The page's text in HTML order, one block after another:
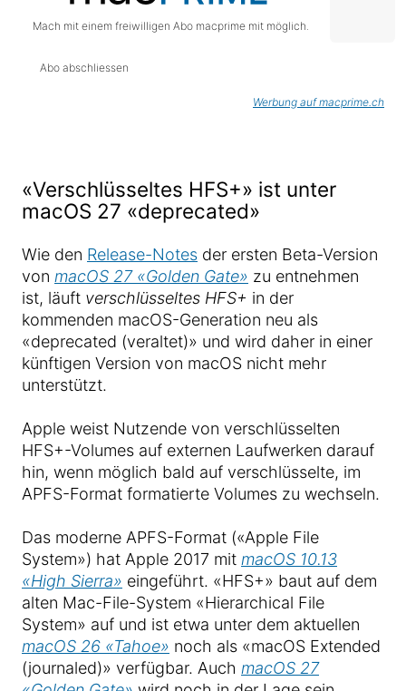
Mach mit einem freiwilligen Abo macprime mit möglich.
Abo abschliessen
Werbung auf macprime.ch
«Verschlüsseltes HFS+» ist unter
macOS 27 «deprecated»
Wie den Release-Notes der ersten Beta-Version
von macOS 27 «Golden Gate» zu entnehmen
ist, läuft verschlüsseltes HFS+ in der
kommenden macOS-Generation neu als
«deprecated (veraltet)» und wird daher in einer
künftigen Version von macOS nicht mehr
unterstützt.
Apple weist Nutzende von verschlüsselten
HFS+-Volumes auf externen Laufwerken darauf
hin, wenn möglich bald auf verschlüsselte, im
APFS-Format formatierte Volumes zu wechseln.
Das moderne APFS-Format («Apple File
System») hat Apple 2017 mit macOS 10.13
«High Sierra» eingeführt. «HFS+» baut auf dem
alten Mac-File-System «Hierarchical File
System» auf und ist etwa unter dem aktuellen
macOS 26 «Tahoe» noch als «macOS Extended
(journaled)» verfügbar. Auch macOS 27